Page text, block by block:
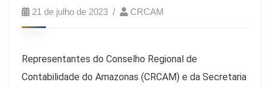
21 de julho de 2023 CRCAM
Representantes do Conselho Regional de
Contabilidade do Amazonas (CRCAM) e da Secretaria